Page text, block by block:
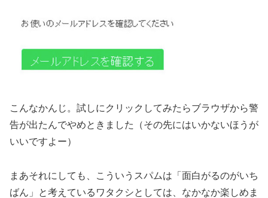
こんなかんじ。試しにクリックしてみたらブラウザから警
告が出たんでやめときました（その先にはいかないほうが
いいですよー）
まあそれにしても、こういうスパムは「面白がるのがいち
ばん」と考えているワタクシとしては、なかなか楽しめま